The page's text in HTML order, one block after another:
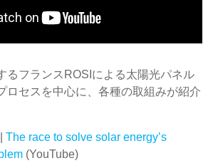
るフランスROSIによる太陽光パネル
ロセスを中心に、各種の取組みが紹介
The race to solve solar energy’s
(YouTube)